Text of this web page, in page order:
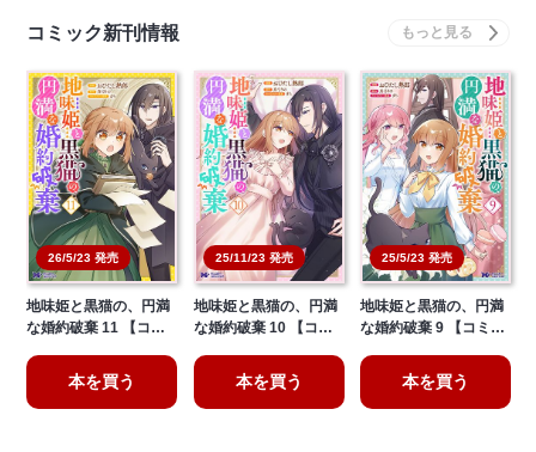
コミック新刊情報
26/5/23 発売
地味姫と黒猫の、円満
な婚約破棄 11 【コ…
本を買う
25/11/23 発売
地味姫と黒猫の、円満
な婚約破棄 10 【コ…
本を買う
25/5/23 発売
地味姫と黒猫の、円満
な婚約破棄 9 【コミ…
本を買う